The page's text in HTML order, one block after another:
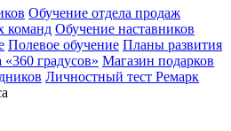
Обучение отдела продаж
команд Обучение наставников
Полевое обучение Планы развития
градусов» Магазин подарков
Личностный тест Ремарк